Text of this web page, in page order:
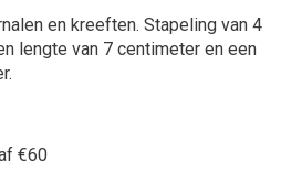
en kreeften. Stapeling van 4
lengte van 7 centimeter en een
€60